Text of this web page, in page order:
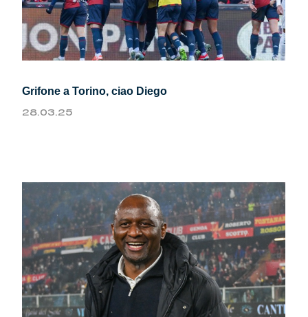
Grifone a Torino, ciao Diego
28.03.25